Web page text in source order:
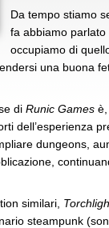
Da tempo stiamo
fa abbiamo
occupiamo di
una buona
di Runic Games
dell’esperienza
dungeons,
similari,
steampunk